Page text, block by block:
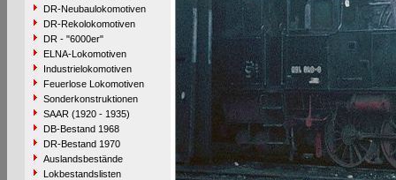
DR-Neubaulokomotiven
DR-Rekolokomotiven
DR - "6000er"
ELNA-Lokomotiven
Industrielokomotiven
Feuerlose Lokomotiven
Sonderkonstruktionen
SAAR (1920 - 1935)
DB-Bestand 1968
DR-Bestand 1970
Auslandsbestände
Lokbestandslisten